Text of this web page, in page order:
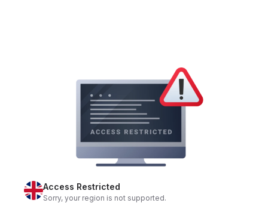
Access Restricted
Sorry, your region is not supported.